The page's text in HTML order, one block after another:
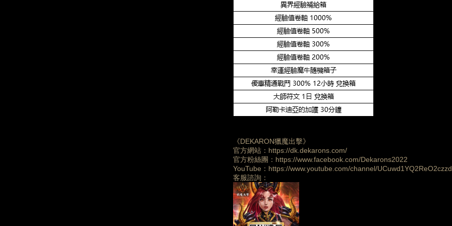
《DEKARON獵魔出擊》
官方網站：https://dk.dekarons.com/
官方粉絲團：https://www.facebook.com/Dekarons2022
YouTube：https://www.youtube.com/channel/
客服諮詢：